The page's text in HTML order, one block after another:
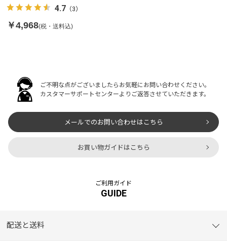
4.7 （3）
￥4,968(税・送料込)
ご不明な点がございましたらお気軽にお問い合わせください。
カスタマーサポートセンターよりご返答させていただきます。
メールでのお問い合わせはこちら
お買い物ガイドはこちら
ご利用ガイド
GUIDE
配送と送料